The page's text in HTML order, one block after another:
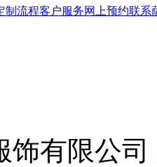
制流程客户服务网上预约联系
饰有限公